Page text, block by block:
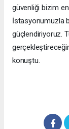
güvenliği bizim
İstasyonumuzla
güçlendiriyoruz.
konuştu.